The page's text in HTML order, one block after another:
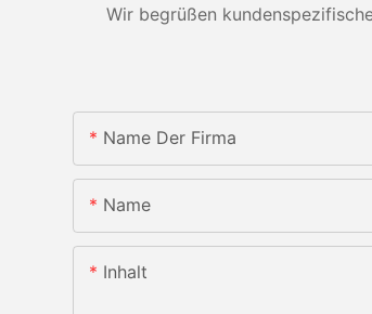
Wir begrüßen
Name Der Firma
Name
Inhalt